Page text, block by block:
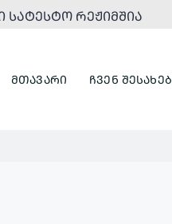
ᲡᲐᲢᲔᲡᲢᲝ ᲠᲔᲟᲘᲛᲨᲘᲐ
ᲛᲗᲐᲕᲐᲠᲘ ᲩᲕᲔᲜ ᲨᲔᲡᲐᲮᲔᲑ